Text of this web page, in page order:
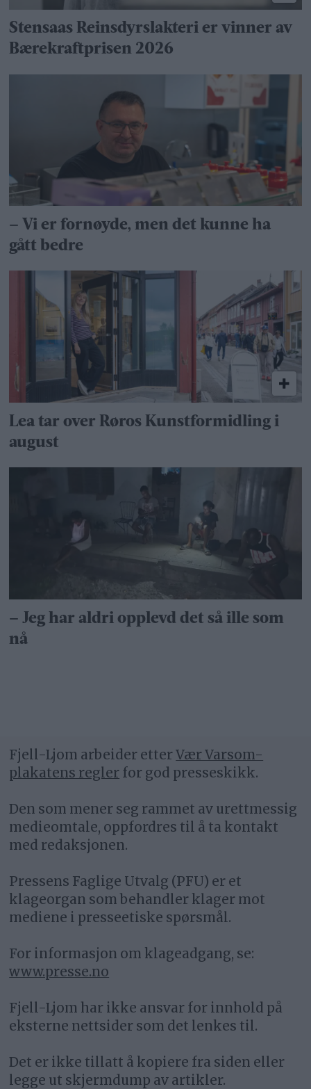
Stensaas Reinsdyrslakteri er vinner av
Bærekraftprisen 2026
– Vi er fornøyde, men det kunne ha
gått bedre
Lea tar over Røros Kunstformidling i
august
– Jeg har aldri opplevd det så ille som
nå
Fjell-Ljom arbeider etterVær Varsom-
plakatens regler for god presseskikk.
Den som mener seg rammet av urettmessig
medieomtale, oppfordres til å ta kontakt
med redaksjonen.
Pressens Faglige Utvalg (PFU) er et
klageorgan som behandler klager mot
mediene i presseetiske spørsmål.
For informasjon om klageadgang, se:
www.presse.no
Fjell-Ljom har ikke ansvar for innhold på
eksterne nettsider som det lenkes til.
Det er ikke tillatt å kopiere fra siden eller
legge ut skjermdump av artikler.